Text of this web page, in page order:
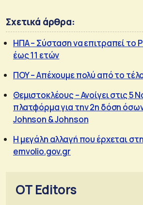
Σχετικά άρθρα:
ΗΠΑ – Σύσταση να επιτραπεί το
έως 11 ετών
ΠΟΥ – Απέχουμε πολύ από το
Θεμιστοκλέους – Ανοίγει στις 5
πλατφόρμα για την 2η δόση
Johnson & Johnson
Η μεγάλη αλλαγή που έρχεται
emvolio.gov.gr
OT Editors